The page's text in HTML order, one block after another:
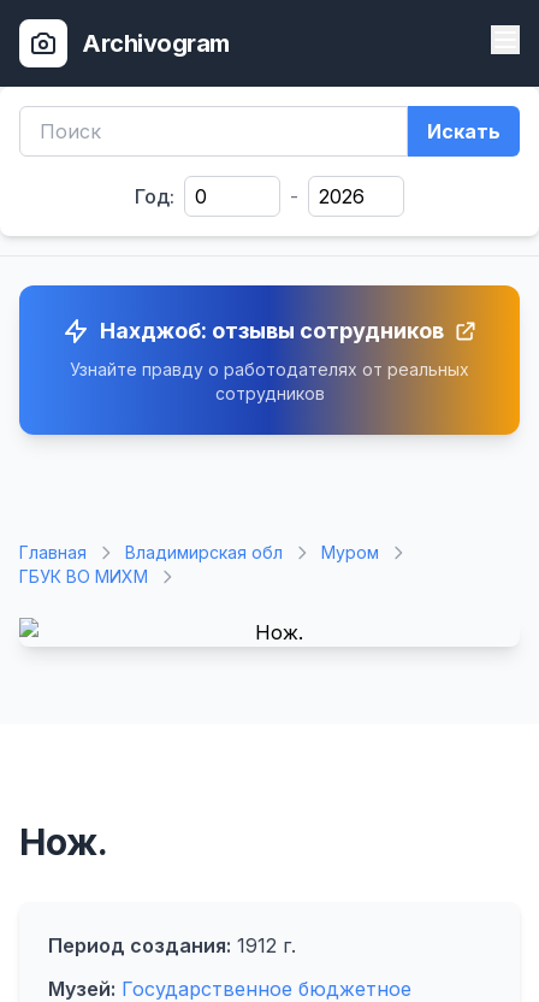
Archivogram
Искать
Год: -
Нахджоб: отзывы сотрудников
Узнайте правду о работодателях от реальных
сотрудников
Главная Владимирская обл
Муром
ГБУК ВО МИХМ
Нож.
Период создания: 1912 г.
Музей: Государственное бюджетное